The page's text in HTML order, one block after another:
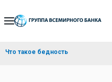
Skip
Navigation
Что такое бедность